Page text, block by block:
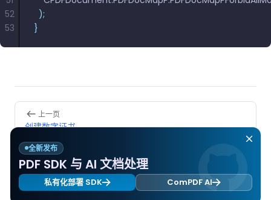
全新发布
PDF SDK 与 AI 文档处理
私有化部署 SDK ComPDF AI
  );
}
52
53
Pager上一页
创建数字证书
读取数字签名信息